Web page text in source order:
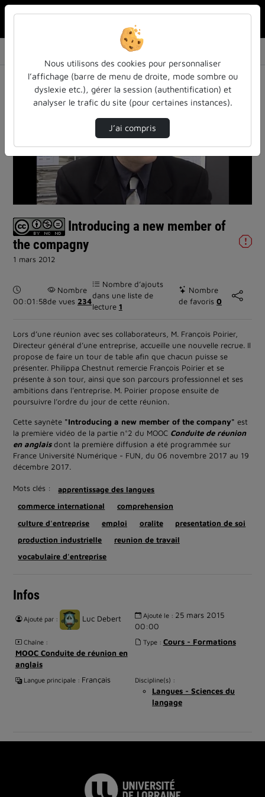
Introducing a new member of the compagny
Lire
la
vidéo
Introducing a new member of
the compagny
1 mars 2012
Durée :
00:01:58
Nombre
de vues 234
Nombre d’ajouts
dans une liste de
lecture 1
Nombre
de favoris 0
Lors d’une réunion avec ses collaborateurs, M. François Poirier,
Directeur général d’une entreprise, accueille une nouvelle recrue. Il
propose de faire un tour de table afin que chacun puisse se
présenter. Philippa Chestnut remercie François Poirier et se
présente à son tour, ainsi que son parcours professionnel et ses
ambitions dans l’entreprise. M. Poirier propose ensuite de
poursuivre l’ordre du jour de cette réunion.
Cette saynète "Introducing a new member of the company" est
la première vidéo de la partie n°2 du MOOC Conduite de réunion
en anglaisdont la première diffusion a été programmée sur
France Université Numérique - FUN, du 06 novembre 2017 au 19
décembre 2017.
Mots clés :
apprentissage des langues
commerce international
comprehension
culture d'entreprise
emploi oralite
presentation de soi
production industrielle
reunion de travail
vocabulaire d'entreprise
Infos
Ajouté par : Luc Debert Ajouté le : 25 mars 2015
00:00
Chaîne :
MOOC Conduite de réunion en
anglais
Type : Cours - Formations
Langue principale : Français Discipline(s) :
Langues - Sciences du
langage
Nous utilisons des cookies pour personnaliser
l’affichage (barre de menu de droite, mode sombre ou
dyslexie etc.), gérer la session (authentification) et
analyser le trafic du site (pour certaines instances).
J’ai compris